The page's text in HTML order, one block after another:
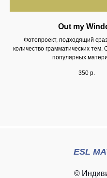
Out my
Фотопроект, подходящий
количество грамматических
популярных
350 р.
ESL
©